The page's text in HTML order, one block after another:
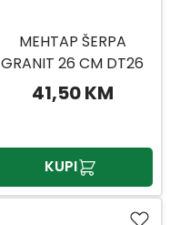
MEHTAP ŠERPA
GRANIT 26 CM DT26
41,50 KM
KUPI